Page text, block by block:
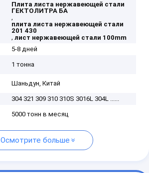
Плита листа нержавеющей стали
ГЕКТОЛИТРА БА
,
плита листа нержавеющей стали
201 430
,лист нержавеющей стали 100mm
5-8 дней
1 тонна
Шаньдун, Китай
304 321 309 310 310S 3016L 304L ......
5000 тонн в месяц
Осмотрите больше